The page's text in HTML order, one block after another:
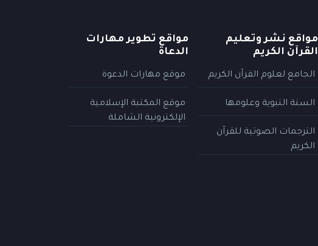
مواقع نشر وتعليم
القرآن الكريم
الجامع لعلوم القرآن الكريم
السنة النبوية وعلومها
الترجمات الصوتية للقرآن
الكريم
مواقع تطوير مهارات
الدعاة
موقع مهارات الدعوة
موقع المكتبة الإسلامية
الإلكترونية الشاملة